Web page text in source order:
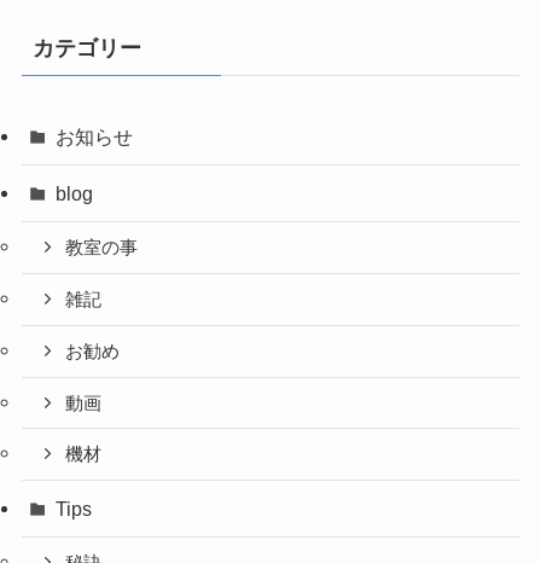
カテゴリー
お知らせ
blog
教室の事
雑記
お勧め
動画
機材
Tips